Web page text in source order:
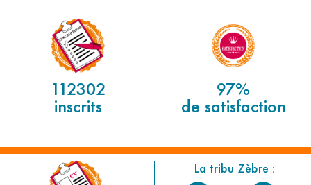
112302
inscrits
97%
de satisfaction
La tribu Zèbre :